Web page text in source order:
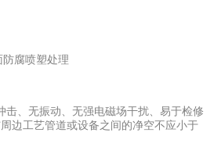
腐喷塑处理
击、无振动、无强电磁场干扰、易于检修
边工艺管道或设备之间的净空不应小于